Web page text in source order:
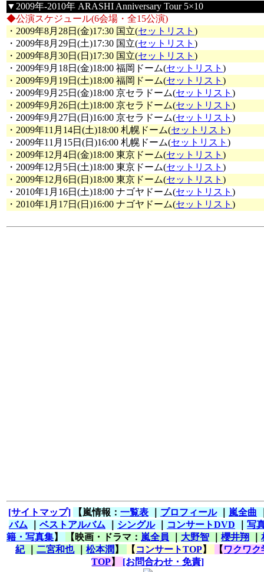
▼2009年-2010年 ARASHI Anniversary Tour 5×10
◆公演スケジュール(6会場・全15公演)
・2009年8月28日(金)17:30 国立(セットリスト )
・2009年8月29日(土)17:30 国立(セットリスト )
・2009年8月30日(日)17:30 国立(セットリスト )
・2009年9月18日(金)18:00 福岡ドーム(セットリスト )
・2009年9月19日(土)18:00 福岡ドーム(セットリスト )
・2009年9月25日(金)18:00 京セラドーム(セットリスト )
・2009年9月26日(土)18:00 京セラドーム(セットリスト )
・2009年9月27日(日)16:00 京セラドーム(セットリスト )
・2009年11月14日(土)18:00 札幌ドーム(セットリスト )
・2009年11月15日(日)16:00 札幌ドーム(セットリスト )
・2009年12月4日(金)18:00 東京ドーム(セットリスト )
・2009年12月5日(土)18:00 東京ドーム(セットリスト )
・2009年12月6日(日)18:00 東京ドーム(セットリスト )
・2010年1月16日(土)18:00 ナゴヤドーム(セットリスト )
・2010年1月17日(日)16:00 ナゴヤドーム(セットリスト )
[サイトマップ] 【嵐情報： 一覧表 プロフィール｜ 嵐全曲
バム
ベストアルバム シングル｜ コンサートDVD
写
籍・写真集】 【映画・ドラマ： 嵐全員 大野智 櫻井翔
紀｜二宮和也｜松本潤 】 【 コンサートTOP】 【 ワクワク
TOP】 [お問合わせ・免責]